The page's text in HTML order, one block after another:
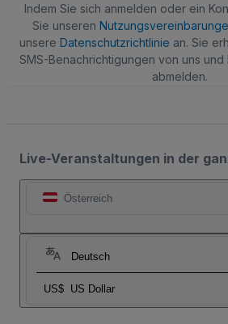
Indem Sie sich anmelden oder ein
Sie unseren
unsere Datenschutzrichtlinie an. Sie
SMS-Benachrichtigungen von uns
abmelden.
Live-Veranstaltungen in der
Österreich
Deutsch
US$ US Dollar